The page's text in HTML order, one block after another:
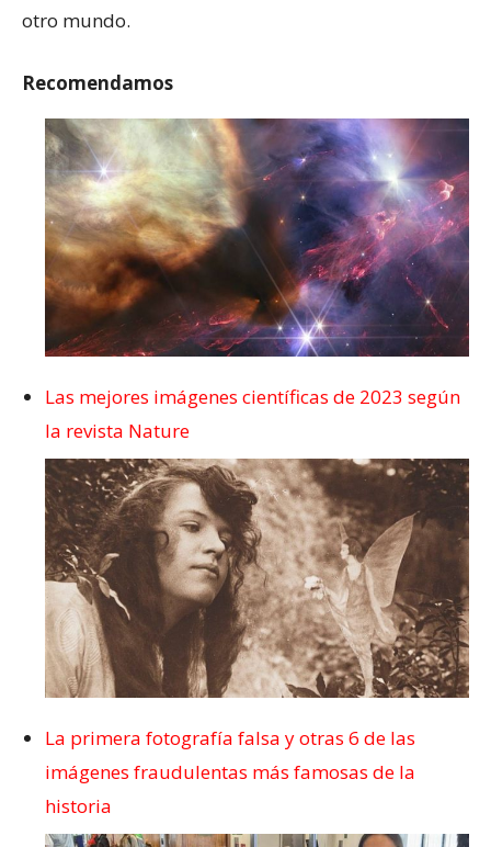
otro mundo.
Recomendamos
Las mejores imágenes científicas de 2023 según
la revista Nature
La primera fotografía falsa y otras 6 de las
imágenes fraudulentas más famosas de la
historia